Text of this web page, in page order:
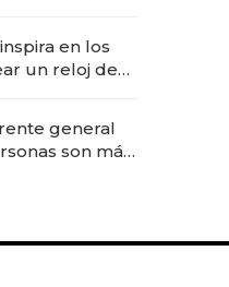
en los
un reloj de
general
son más